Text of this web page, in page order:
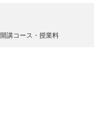
開講コース・授業料